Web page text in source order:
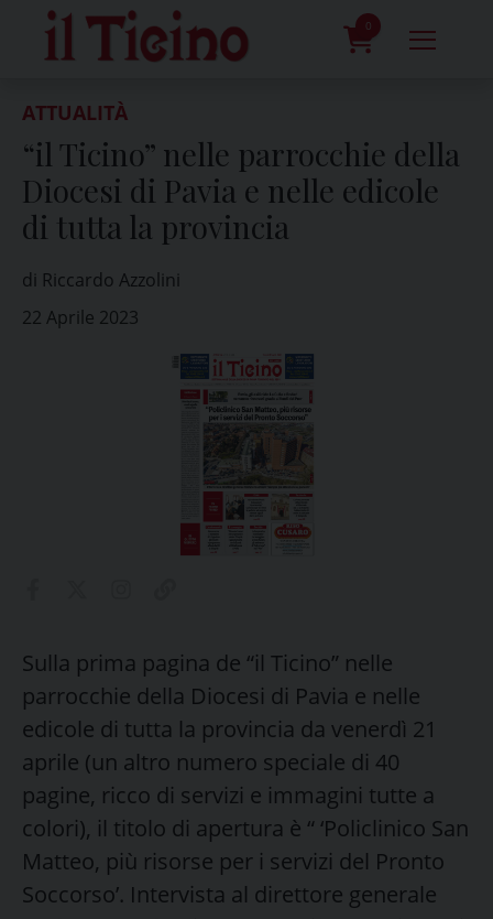
content
0
ATTUALITÀ
“il Ticino” nelle parrocchie della
Diocesi di Pavia e nelle edicole
di tutta la provincia
di Riccardo Azzolini
22 Aprile 2023
Sulla prima pagina de “il Ticino” nelle
parrocchie della Diocesi di Pavia e nelle
edicole di tutta la provincia da venerdì 21
aprile (un altro numero speciale di 40
pagine, ricco di servizi e immagini tutte a
colori), il titolo di apertura è “ ‘Policlinico San
Matteo, più risorse per i servizi del Pronto
Soccorso’. Intervista al direttore generale